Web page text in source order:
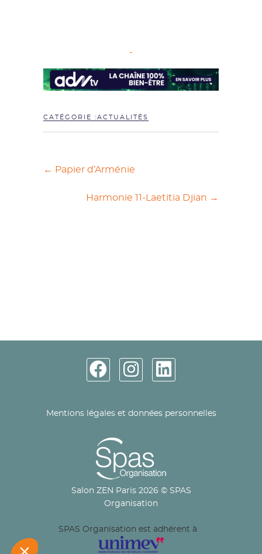
CATÉGORIE :ACTUALITÉS
← Papier d’Arménie
Harmonie 11-Laetitia Djian →
Mentions légales et données personnelles
Salon ZEN Paris 2026 © SPAS
Organisation
SPAS Organisation est adhérent à